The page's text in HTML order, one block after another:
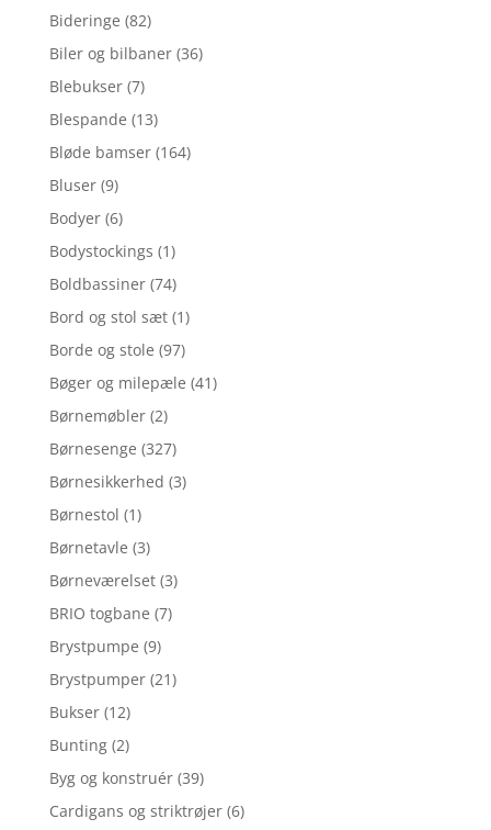
Bideringe (82)
Biler og bilbaner (36)
Blebukser (7)
Blespande (13)
Bløde bamser (164)
Bluser (9)
Bodyer (6)
Bodystockings (1)
Boldbassiner (74)
Bord og stol sæt (1)
Borde og stole (97)
Bøger og milepæle (41)
Børnemøbler (2)
Børnesenge (327)
Børnesikkerhed (3)
Børnestol (1)
Børnetavle (3)
Børneværelset (3)
BRIO togbane (7)
Brystpumpe (9)
Brystpumper (21)
Bukser (12)
Bunting (2)
Byg og konstruér (39)
Cardigans og striktrøjer (6)